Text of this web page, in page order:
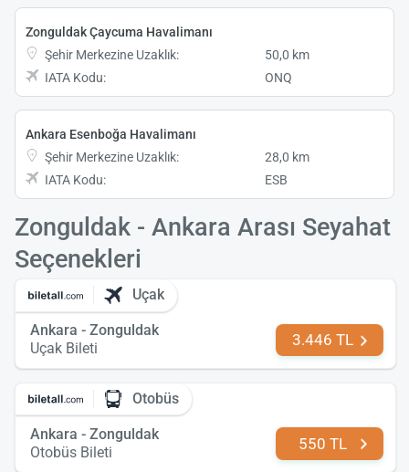
Zonguldak Çaycuma Havalimanı
Şehir Merkezine Uzaklık:
50,0 km
IATA Kodu:
ONQ
Ankara Esenboğa Havalimanı
Şehir Merkezine Uzaklık:
28,0 km
IATA Kodu:
ESB
Zonguldak - Ankara Arası Seyahat
Seçenekleri
Uçak
Ankara - Zonguldak
Uçak Bileti
3.446 TL
Otobüs
Ankara - Zonguldak
Otobüs Bileti
550 TL